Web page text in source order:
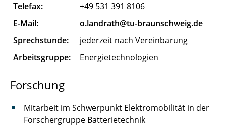
Gand Max
Garn Till
Göhrmann Mats
Gorkow Nelly
Telefax:
+49 531 391 8106
E-Mail:
o.landrath@tu-braunschweig.de
Sprechstunde:
jederzeit nach Vereinbarung
Arbeitsgruppe:
Energietechnologien
Forschung
Mitarbeit im Schwerpunkt Elektromobilität in der
Forschergruppe Batterietechnik